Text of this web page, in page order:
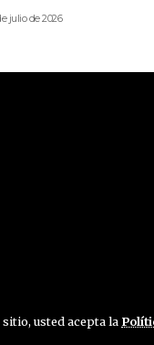
sitio, usted acepta la
julio de 2026
reserved.